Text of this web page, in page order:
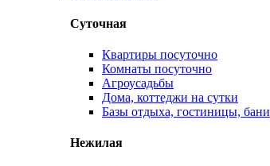
Суточная
Квартиры посуточно
Комнаты посуточно
Агроусадьбы
Дома, коттеджи на сутки
Базы отдыха, гостиницы, бани
Нежилая